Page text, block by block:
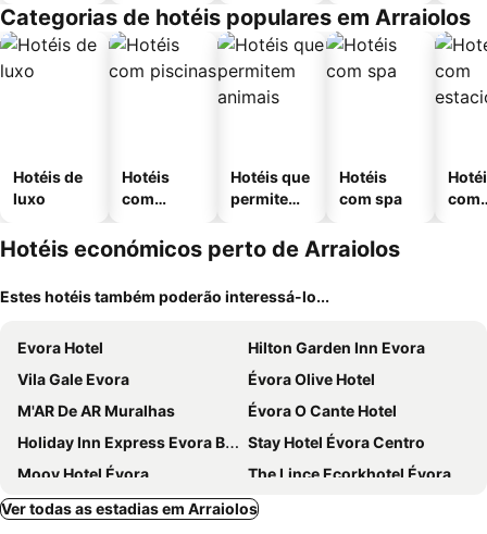
Categorias de hotéis populares em Arraiolos
Hotéis de
luxo
Hotéis
com
Hotéis que
permitem
Hotéis
com spa
com
Hotéis económicos perto de Arraiolos
Estes hotéis também poderão interessá-lo...
Evora Hotel
Hilton Garden Inn Evora
Vila Gale Evora
Évora Olive Hotel
M'AR De AR Muralhas
Évora O Cante Hotel
Holiday Inn Express Evora By Ihg
Stay Hotel Évora Centro
Moov Hotel Évora
The Lince Ecorkhotel Évora
Convento do Espinheiro, Historic Hotel & Spa
Casa Do Vale Hotel
Ver todas as estadias em Arraiolos